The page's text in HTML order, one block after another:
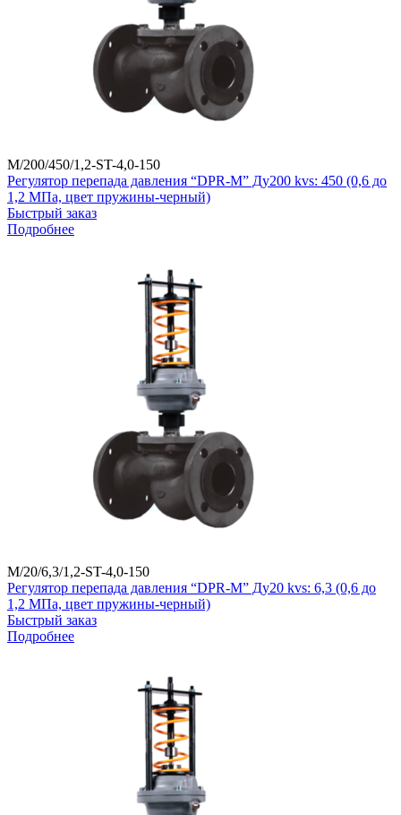
M/200/450/1,2-ST-4,0-150
Регулятор перепада давления “DPR-M” Ду200 kvs: 450 (0,6 до
1,2 МПа, цвет пружины-черный)
Быстрый заказ
Подробнее
M/20/6,3/1,2-ST-4,0-150
Регулятор перепада давления “DPR-M” Ду20 kvs: 6,3 (0,6 до
1,2 МПа, цвет пружины-черный)
Быстрый заказ
Подробнее